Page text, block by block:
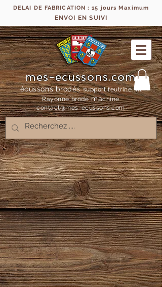
DELAI DE FABRICATION : 15 jours Maximum
ENVOI EN SUIVI
mes-ecussons.com
écussons brodés support feutrine, fil
Rayonne brodémachine
contact@mes-ecussons.com